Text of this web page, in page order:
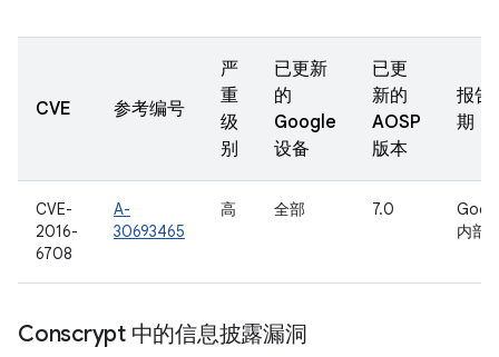
CVE 参考编号
严
重
级
别
已更新
的
Google
设备
已更
新的
AOSP
版本
报告
期
CVE-
2016-
6708
A-
30693465
高 全部 7.0
内部
Conscrypt 中的信息披露漏洞